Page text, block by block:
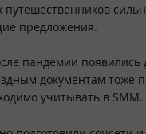
путешественников
предложения.
пандемии
документам тоже
учитывать в SMM.